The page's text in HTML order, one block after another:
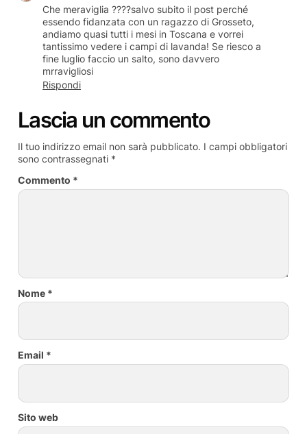
Che meraviglia ????salvo subito il post perché
essendo fidanzata con un ragazzo di Grosseto,
andiamo quasi tutti i mesi in Toscana e vorrei
tantissimo vedere i campi di lavanda! Se riesco a
fine luglio faccio un salto, sono davvero
mrravigliosi
Rispondi
Lascia un commento
Il tuo indirizzo email non sarà pubblicato. I campi obbligatori
sono contrassegnati *
Commento *
Nome *
Email *
Sito web